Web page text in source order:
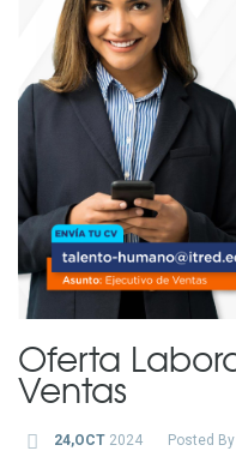
Oferta
Ventas
24,OCT2024 Posted By